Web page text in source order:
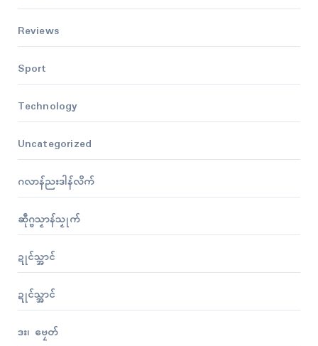
Reviews
Sport
Technology
Uncategorized
ဂလာန်ညးဒါန်လိက်
ဆဵုဂ္ဗသၟာန်သၟုက်
ဍုၚ်သ္အာၚ်
ဍုၚ်သ္အာၚ်
ဒး၊ ဗၠေတ်